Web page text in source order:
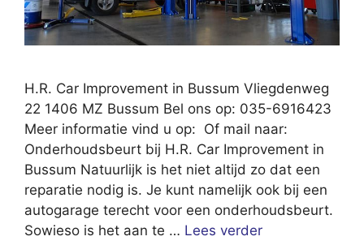
H.R. Car Improvement in Bussum Vliegdenweg
22 1406 MZ Bussum Bel ons op: 035-6916423
Meer informatie vind u op: Of mail naar:
Onderhoudsbeurt bij H.R. Car Improvement in
Bussum Natuurlijk is het niet altijd zo dat een
reparatie nodig is. Je kunt namelijk ook bij een
autogarage terecht voor een onderhoudsbeurt.
Sowieso is het aan te … Lees verder